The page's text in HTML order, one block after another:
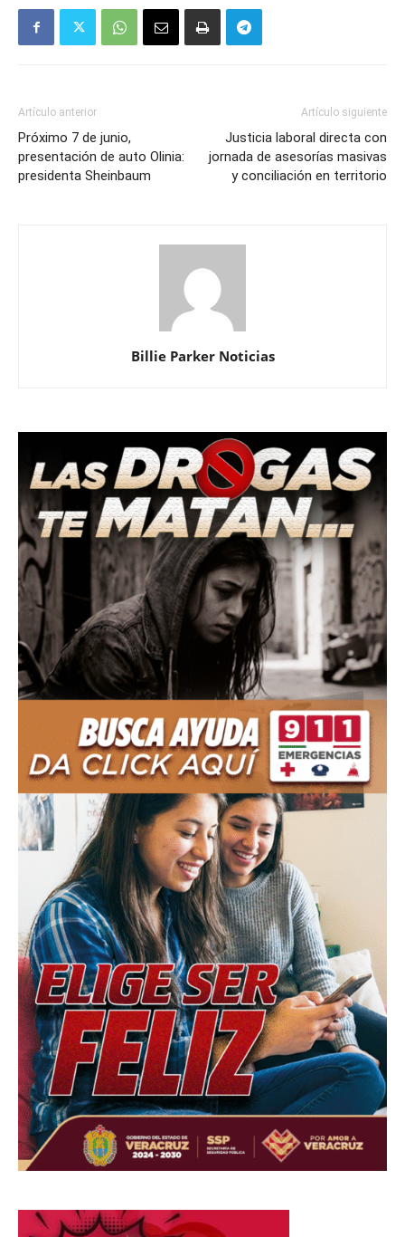
Artículo anterior
Próximo 7 de junio,
presentación de auto Olinia:
presidenta Sheinbaum
Artículo siguiente
Justicia laboral directa con
jornada de asesorías masivas
y conciliación en territorio
Billie Parker Noticias